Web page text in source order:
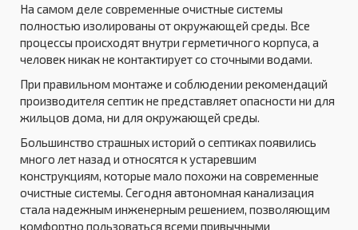
На самом деле современные очистные системы
полностью изолированы от окружающей среды. Все
процессы происходят внутри герметичного корпуса, а
человек никак не контактирует со сточными водами.
При правильном монтаже и соблюдении рекомендаций
производителя септик не представляет опасности ни для
жильцов дома, ни для окружающей среды.
Большинство страшных историй о септиках появились
много лет назад и относятся к устаревшим
конструкциям, которые мало похожи на современные
очистные системы. Сегодня автономная канализация
стала надежным инженерным решением, позволяющим
комфортно пользоваться всеми привычными